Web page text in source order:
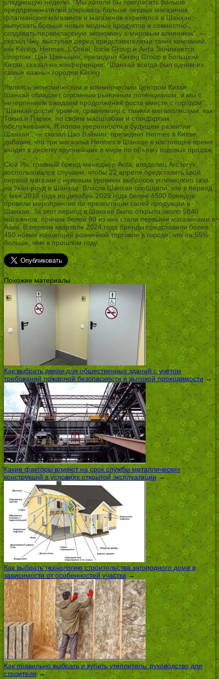
следующую неделю. “Мы хотели бы пригласить больше
предпринимателей открывать больше первых магазинов,
флагманских магазинов и магазинов experience в Шанхае,
выпускать больше новых модных продуктов и совместно
создавать первоклассную экономику с мировым влиянием”, —
сказал Чжу, выступая перед представителями таких компаний,
как Kering, Hermes, L’Oreal, Icicle Group и Анта Занимается
спортом. Цай Цзиньцин, президент Kering Group в Большом
Китае, сказал на конференции: “Шанхай всегда был одним из
самых важных городов Kering.
Являясь экономическим и коммерческим центром Китая,
Шанхай обладает огромным рыночным потенциалом, и мы с
нетерпением ожидаем продолжения роста вместе с городом”.
“Шанхай достиг уровня, сравнимого с такими мегаполисами, как
Токио и Париж, по своим масштабам и стандартам
обслуживания. Я полон уверенности в будущем развитии
Шанхая”, — сказал Цао Вэймин, президент Hermes в Китае,
добавив, что три магазина Hermes в Шанхае в настоящее время
входят в десятку крупнейших в мире по объему годовых продаж.
Сюй Ян, главный бренд-менеджер Anta, владелец Arc’teryx,
воспользовался случаем, чтобы 22 апреля представить свой
первый магазин с нулевым уровнем выбросов углекислого газа
на Укан-роуд в Шанхае. Власти Шанхая сообщили, что в период
с мая 2018 года по декабрь 2023 года более 4500 брендов
провели мероприятия по презентации своей продукции в
Шанхае. За этот период в Шанхае было открыто около 5840
магазинов, причем более 80 из них стали первыми магазинами в
Азии. В первом квартале 2024 года бренды представили более
450 новых концепций розничной торговли в городе, что на 55%
больше, чем в прошлом году.
Похожие материалы
Как выбрать двери для общественных зданий с учётом
требований пожарной безопасности и высокой проходимости→
Какие факторы влияют на срок службы металлических
конструкций в условиях открытой эксплуатации →
Как выбрать технологию строительства загородного дома в
зависимости от особенностей участка→
Как правильно выбрать и купить утеплитель: руководство для
строителя→